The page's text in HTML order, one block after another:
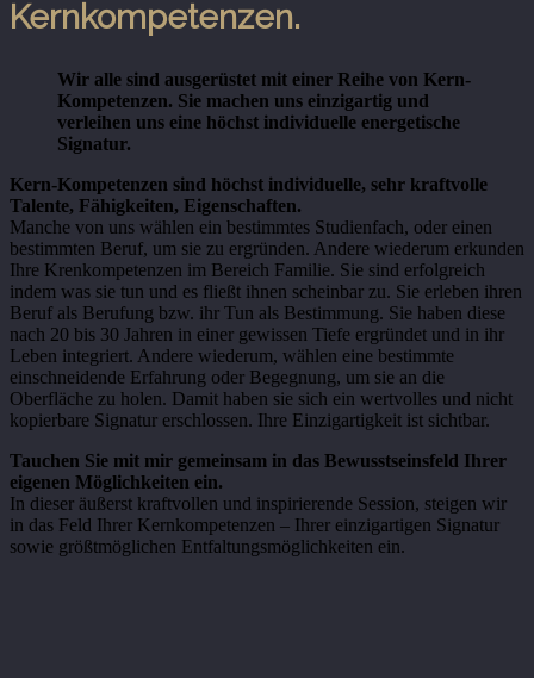
Kernkompetenzen.
Wir alle sind ausgerüstet mit einer Reihe von Kern-
Kompetenzen. Sie machen uns einzigartig und
verleihen uns eine höchst individuelle energetische
Signatur.
Kern-Kompetenzen sind höchst individuelle, sehr kraftvolle
Talente, Fähigkeiten, Eigenschaften.
Manche von uns wählen ein bestimmtes Studienfach, oder einen
bestimmten Beruf, um sie zu ergründen. Andere wiederum erkunden
Ihre Krenkompetenzen im Bereich Familie. Sie sind erfolgreich
indem was sie tun und es fließt ihnen scheinbar zu. Sie erleben ihren
Beruf als Berufung bzw. ihr Tun als Bestimmung. Sie haben diese
nach 20 bis 30 Jahren in einer gewissen Tiefe ergründet und in ihr
Leben integriert. Andere wiederum, wählen eine bestimmte
einschneidende Erfahrung oder Begegnung, um sie an die
Oberfläche zu holen. Damit haben sie sich ein wertvolles und nicht
kopierbare Signatur erschlossen. Ihre Einzigartigkeit ist sichtbar.
Tauchen Sie mit mir gemeinsam in das Bewusstseinsfeld Ihrer
eigenen Möglichkeiten ein.
In dieser äußerst kraftvollen und inspirierende Session, steigen wir
in das Feld Ihrer Kernkompetenzen – Ihrer einzigartigen Signatur
sowie größtmöglichen Entfaltungsmöglichkeiten ein.